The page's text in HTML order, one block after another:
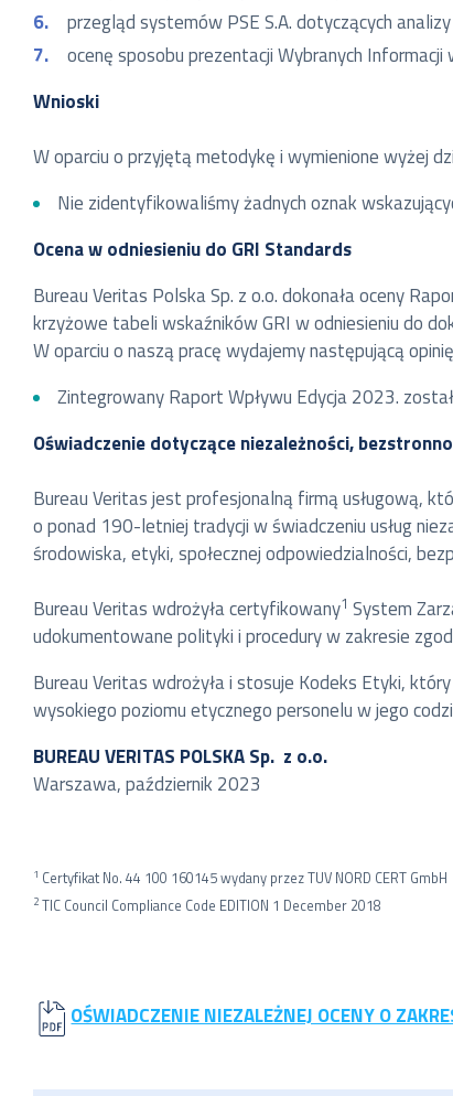
przegląd systemów PSE S.A. dotyczących
ocenę sposobu prezentacji Wybranych
Wnioski
W oparciu o przyjętą metodykę i wymienione wyżej
Nie zidentyfikowaliśmy żadnych oznak
Ocena w odniesieniu do GRI Standards
Bureau Veritas Polska Sp. z o.o. dokonała oceny
krzyżowe tabeli wskaźników GRI w odniesieniu do
W oparciu o naszą pracę wydajemy następującą
Zintegrowany Raport Wpływu Edycja 2023.
Oświadczenie dotyczące niezależności,
Bureau Veritas jest profesjonalną firmą usługową,
o ponad 190-letniej tradycji w świadczeniu usług
środowiska, etyki, społecznej odpowiedzialności,
Bureau Veritas wdrożyła certyfikowany1 System
udokumentowane polityki i procedury w zakresie
Bureau Veritas wdrożyła i stosuje Kodeks Etyki,
wysokiego poziomu etycznego personelu w jego
BUREAU VERITAS POLSKA Sp. z o.o.
Warszawa, październik 2023
1 Certyfikat No. 44 100 160145 wydany przez TUV NORD CERT GmbH
2 TIC Council Compliance Code EDITION 1 December 2018
OŚWIADCZENIE NIEZALEŻNEJ OCENY O